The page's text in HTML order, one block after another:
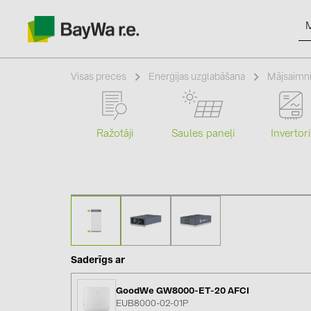
Produkti
Jaunumi
kontakti
Visas preces Enerģijas uzglabāšana
Ražotāji Saules paneļi Invertori
Saderīgs ar
GoodWe GW8000-ET-20 AFCI
EUB8000-02-01P